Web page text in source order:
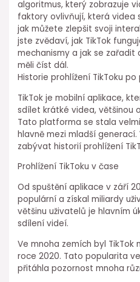
algoritmus, který zobrazuje
faktory ovlivňují, která videa
jak můžete zlepšit svoji
jste zvědaví, jak TikTok
mechanismy a jak se
měli číst dál.
Historie prohlížení TikToku
TikTok je mobilní aplikace,
sdílet krátké videa, většinou
Tato platforma se stala
hlavně mezi mladší
zabývat historií prohlížení
Prohlížení TikToku v čase
Od spuštění aplikace v září
populární a získal miliardy
většinu uživatelů je hlavním
sdílení videí.
Ve mnoha zemích byl TikTok
roce 2020. Tato popularita
přitáhla pozornost mnoha